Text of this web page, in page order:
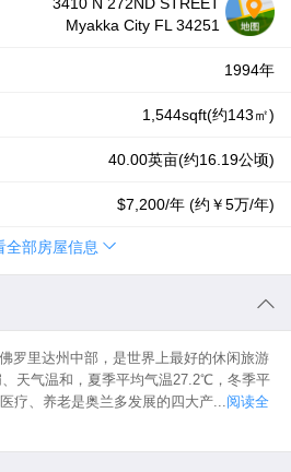
Myakka City FL 34251
1994年
1,544sqft(约143㎡)
40.00英亩(约16.19公顷)
$7,200/年 (约 ￥5万/年)
全部房屋信息
罗里达州中部，是世界上最好的休闲旅游
天气温和，夏季平均气温27.2℃，冬季平
疗、养老是奥兰多发展的四大产...阅读全